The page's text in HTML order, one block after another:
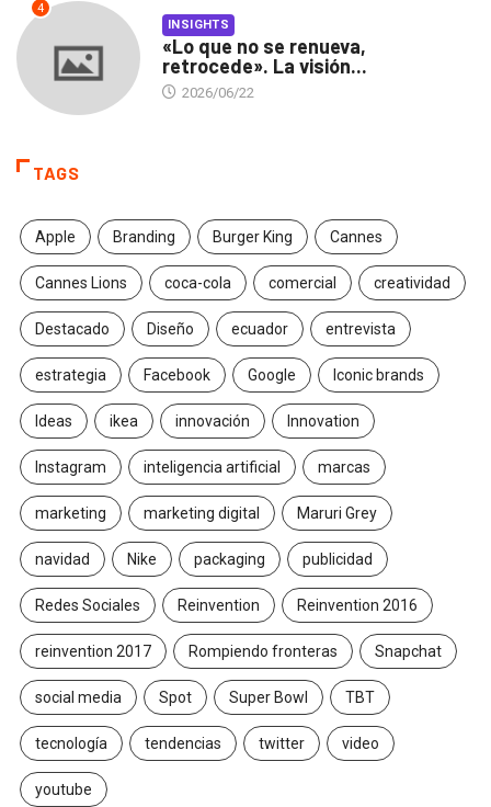
4
INSIGHTS
«Lo que no se renueva,
retrocede». La visión...
2026/06/22
TAGS
Apple Branding Burger King Cannes
Cannes Lions coca-cola comercial creatividad
Destacado Diseño ecuador entrevista
estrategia Facebook Google Iconic brands
Ideas ikea innovación Innovation
Instagram inteligencia artificial marcas
marketing marketing digital Maruri Grey
navidad Nike packaging publicidad
Redes Sociales Reinvention Reinvention 2016
reinvention 2017 Rompiendo fronteras Snapchat
social media Spot Super Bowl TBT
tecnología tendencias twitter video
youtube